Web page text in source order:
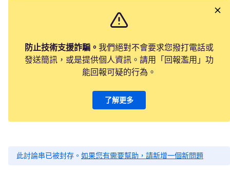
防止技術支援詐騙。 我們絕對不會要求您撥打電話或
發送簡訊，或是提供個人資訊。請用「回報濫用」功
能回報可疑的行為。
了解更多
此討論串已被封存。 如果您有需要幫助，請新增一個新問題